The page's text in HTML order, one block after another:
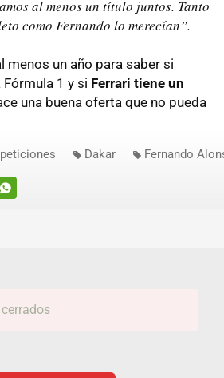
al menos un título juntos. Tanto
como Fernando lo merecían”.
menos un año para saber si
Fórmula 1 y si Ferrari tiene un
una buena oferta que no pueda
Dakar Fernando